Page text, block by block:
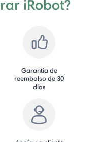
iRobot?
Garantia de
reembolso de 30
dias